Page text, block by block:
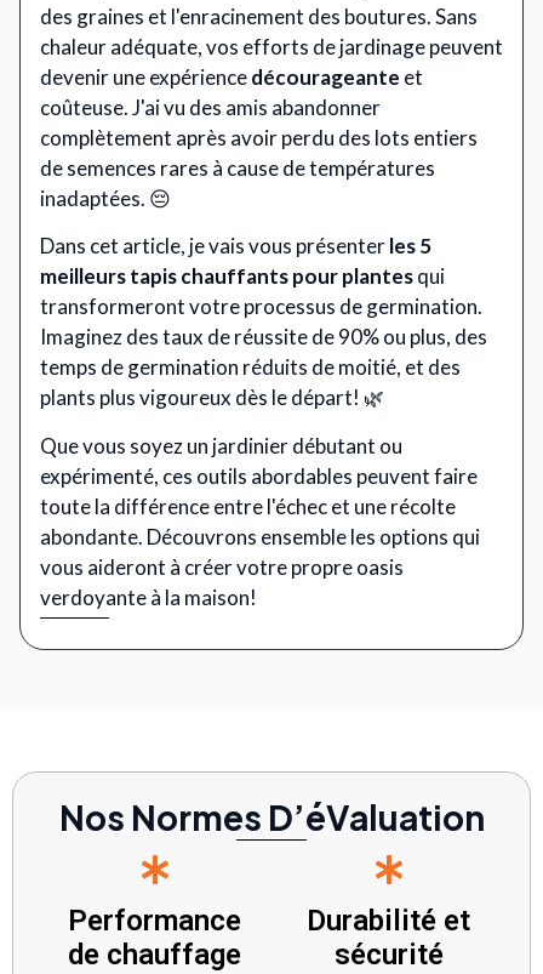
des graines et l'enracinement des boutures. Sans
chaleur adéquate, vos efforts de jardinage peuvent
devenir une expériencedécourageante et
coûteuse. J'ai vu des amis abandonner
complètement après avoir perdu des lots entiers
de semences rares à cause de températures
inadaptées. 😔
Dans cet article, je vais vous présenterles 5
meilleurs tapis chauffants pour plantesqui
transformeront votre processus de germination.
Imaginez des taux de réussite de 90% ou plus, des
temps de germination réduits de moitié, et des
plants plus vigoureux dès le départ! 🌿
Que vous soyez un jardinier débutant ou
expérimenté, ces outils abordables peuvent faire
toute la différence entre l'échec et une récolte
abondante. Découvrons ensemble les options qui
vous aideront à créer votre propre oasis
verdoyante à la maison!
Nos Normes D’éValuation
Performance
de chauffage
Durabilité et
sécurité